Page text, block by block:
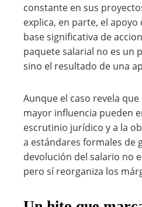
constante en sus
explica, en parte, el
base significativa de
paquete salarial no es un
sino el resultado de una
Aunque el caso revela
mayor influencia pueden
escrutinio jurídico y a la
a estándares formales de
devolución del salario no
pero sí reorganiza los